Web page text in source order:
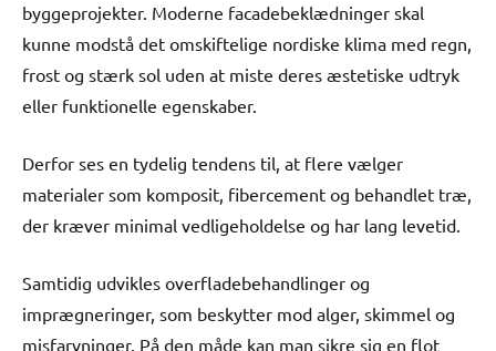
byggeprojekter. Moderne facadebeklædninger skal
kunne modstå det omskiftelige nordiske klima med regn,
frost og stærk sol uden at miste deres æstetiske udtryk
eller funktionelle egenskaber.
Derfor ses en tydelig tendens til, at flere vælger
materialer som komposit, fibercement og behandlet træ,
der kræver minimal vedligeholdelse og har lang levetid.
Samtidig udvikles overfladebehandlinger og
imprægneringer, som beskytter mod alger, skimmel og
misfarvninger. På den måde kan man sikre sig en flot